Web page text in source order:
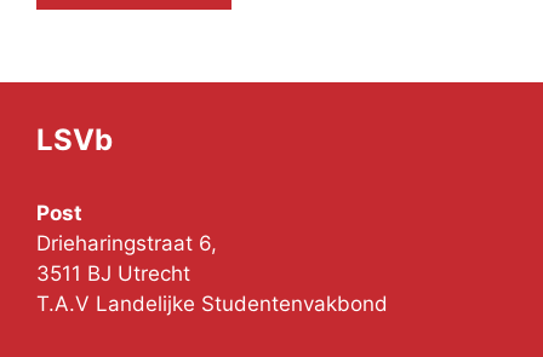
LSVb
Post
Drieharingstraat 6,
3511 BJ Utrecht
T.A.V Landelijke Studentenvakbond